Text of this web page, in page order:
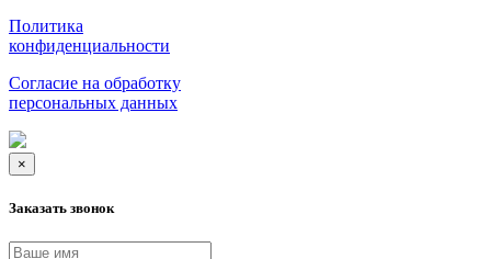
Политика
конфиденциальности
Согласие на обработку
персональных данных
×
Заказать звонок